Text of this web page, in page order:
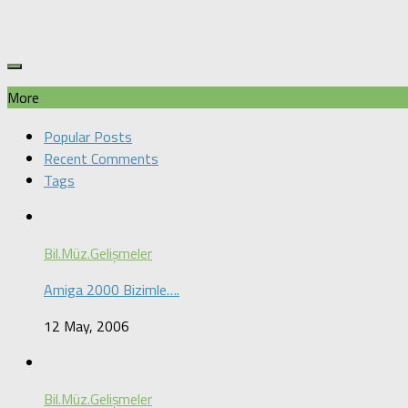
More
Popular Posts
Recent Comments
Tags
Bil.Müz.Gelişmeler
Amiga 2000 Bizimle….
12 May, 2006
Bil.Müz.Gelişmeler